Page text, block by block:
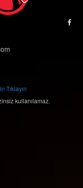
Tıklayın
kullanılamaz.